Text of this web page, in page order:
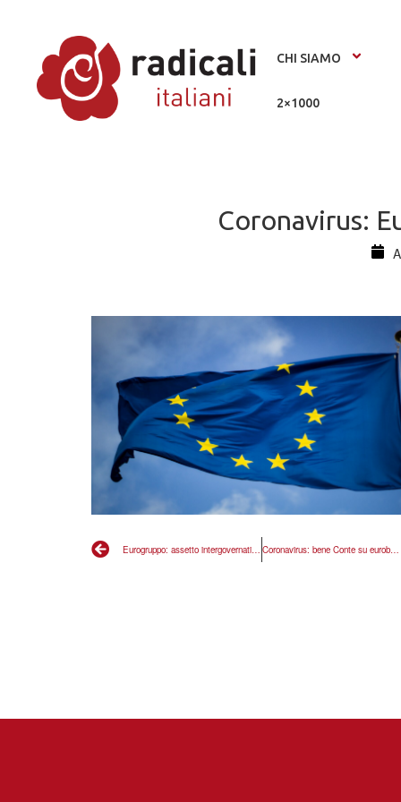
CHI SIAMO
2×1000
Coronavirus:
Eurogruppo: assetto intergovernativo non è adatto a fronteggiare la crisi, l’asse Italia-Francia imponga il cambiamento Coronavirus: bene Conte su eurobond, ma no alla propaganda a reti unificate